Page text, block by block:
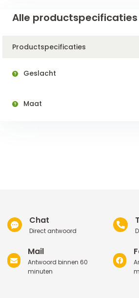
Alle productspecificaties
Productspecificaties
Geslacht
Maat
Chat
Direct antwoord
Mail
Antwoord binnen 60
minuten